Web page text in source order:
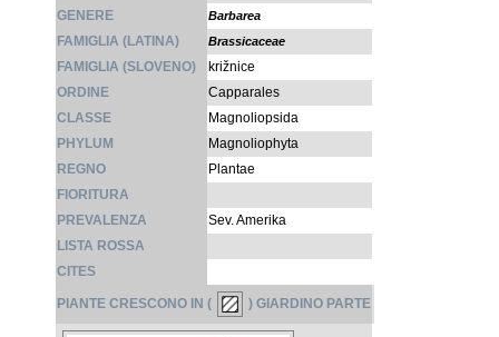
GENERE
Barbarea
FAMIGLIA (LATINA) Brassicaceae
FAMIGLIA (SLOVENO)
križnice
ORDINE
Capparales
CLASSE
Magnoliopsida
PHYLUM
Magnoliophyta
REGNO
Plantae
FIORITURA
PREVALENZA
Sev. Amerika
LISTA ROSSA
CITES
PIANTE CRESCONO IN ( ) GIARDINO PARTE